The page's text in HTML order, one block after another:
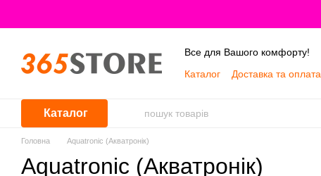
Все для Вашого комфорту!
Каталог
Доставка та оплата
Каталог
Головна Aquatronic (Акватронік)
Aquatronic (Акватронік)